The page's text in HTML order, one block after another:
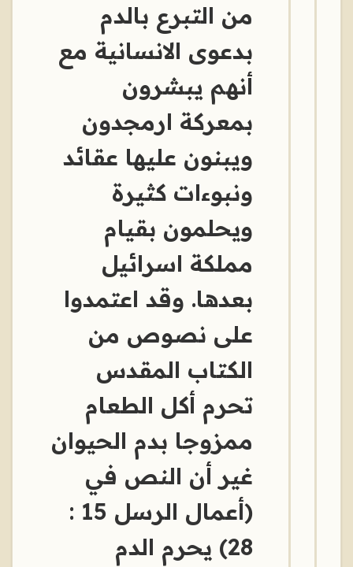
من التبرع بالدم
بدعوى الانسانية مع
أنهم يبشرون
بمعركة ارمجدون
ويبنون عليها عقائد
ونبوءات كثيرة
ويحلمون بقيام
مملكة اسرائيل
بعدها. وقد اعتمدوا
على نصوص من
الكتاب المقدس
تحرم أكل الطعام
ممزوجا بدم الحيوان
غير أن النص في
(أعمال الرسل 15 :
28) يحرم الدم